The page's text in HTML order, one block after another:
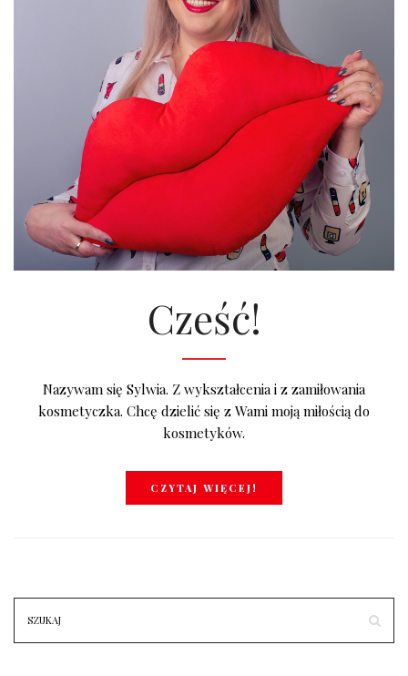
Cześć!
Nazywam się Sylwia. Z wykształcenia i z zamiłowania
kosmetyczka. Chcę dzielić się z Wami moją miłością do
kosmetyków.
CZYTAJ WIĘCEJ!